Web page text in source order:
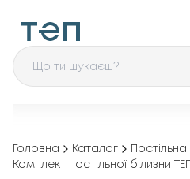
Головна Каталог
Комплект постільної білизни